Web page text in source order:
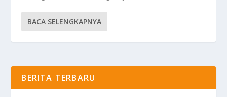
BACA SELENGKAPNYA
BERITA TERBARU